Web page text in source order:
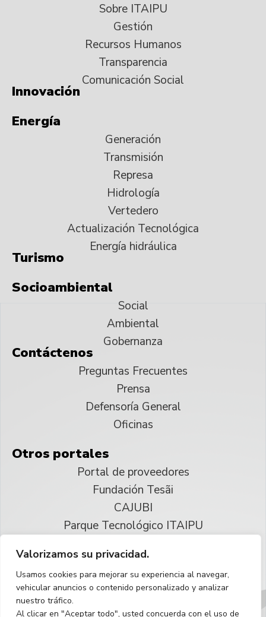
Valorizamos su privacidad.
Usamos cookies para mejorar su experiencia al navegar,
vehicular anuncios o contenido personalizado y analizar
nuestro tráfico.
Al clicar en "Aceptar todo", usted concuerda con el uso de
Sobre ITAIPU
Gestión
Recursos Humanos
Transparencia
Comunicación Social
Innovación
Energía
Generación
Transmisión
Represa
Hidrología
Vertedero
Actualización Tecnológica
Energía hidráulica
Turismo
Socioambiental
Social
Ambiental
Gobernanza
Contáctenos
Preguntas Frecuentes
Prensa
Defensoría General
Oficinas
Otros portales
Portal de proveedores
Fundación Tesãi
CAJUBI
Parque Tecnológico ITAIPU
Reservados todos los derechos
Español